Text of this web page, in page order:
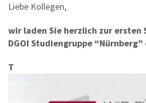
Liebe Kollegen,
wir laden Sie herzlich zur ersten
DGOI Studiengruppe “Nürnberg”
T